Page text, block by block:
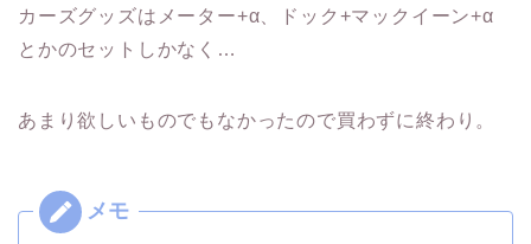
カーズグッズはメーター+α、ドック+マックイーン+α
とかのセットしかなく…
あまり欲しいものでもなかったので買わずに終わり。